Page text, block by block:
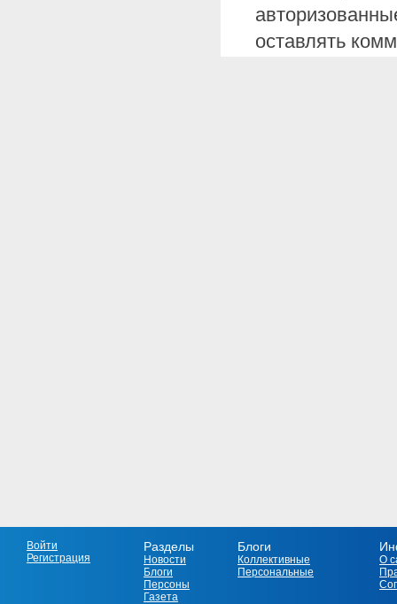
оставлять
Войти
Регистрация
Разделы
Новости
Блоги
Персоны
Газета
Блоги
Коллективные
Персональные
О